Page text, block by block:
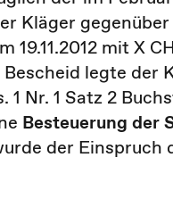
Kläger
mit X
legte der
Nr. 1 Satz 2
Besteuerung der
der Einspruch